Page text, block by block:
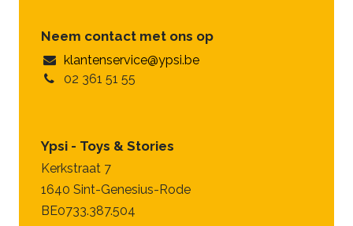
Neem contact met ons op
klantenservice@ypsi.be
02 361 51 55
Ypsi - Toys & Stories
Kerkstraat 7
1640 Sint-Genesius-Rode
BE0733.387.504